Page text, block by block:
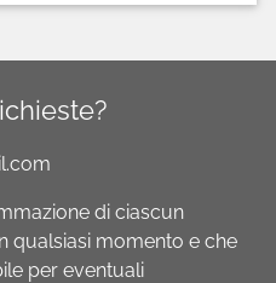
di ciascun
qualsiasi momento e che
per eventuali